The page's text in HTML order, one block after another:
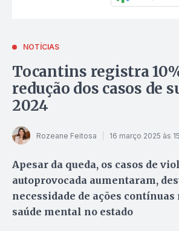
NOTÍCIAS
Tocantins registra
redução dos casos de
2024
Rozeane Feitosa 16 março 2025 às
Apesar da queda, os casos de
autoprovocada aumentaram,
necessidade de ações contínuas
saúde mental no estado